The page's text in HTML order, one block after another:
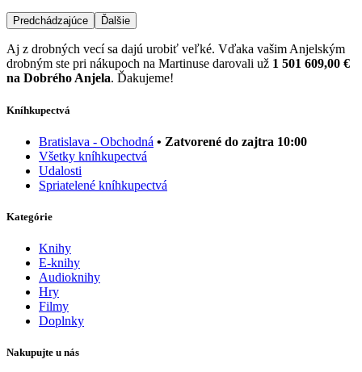
Predchádzajúce Ďalšie
Aj z drobných vecí sa dajú urobiť veľké. Vďaka vašim Anjelským
drobným ste pri nákupoch na Martinuse darovali už 1 501 609,00 €
na Dobrého Anjela. Ďakujeme!
Kníhkupectvá
Bratislava - Obchodná • Zatvorené do zajtra 10:00
Všetky kníhkupectvá
Udalosti
Spriatelené kníhkupectvá
Kategórie
Knihy
E-knihy
Audioknihy
Hry
Filmy
Doplnky
Nakupujte u nás